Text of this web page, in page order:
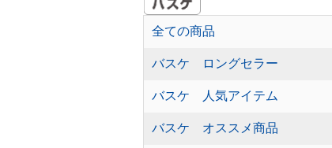
全ての商品
バスケ ロングセラー
バスケ 人気アイテム
バスケ オススメ商品